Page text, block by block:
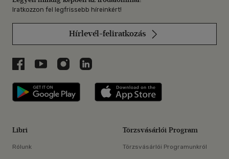
Iratkozzon fel legfrissebb híreinkért!
Hírlevél-feliratkozás
Libri a Facebookon
Libri a Youtube-on
Libri az Instagramon
Libri a LinkedInen
Libri applikáció Szerezd meg: Google
Libri
Rólunk
Törzsvásárlói Program
Törzsvásárlói Programunkról